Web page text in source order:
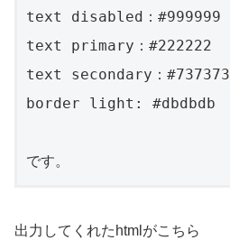
text disabled：#999999
text primary：#222222
text secondary：#737373
border light: #dbdbdb
です。
出力してくれたhtmlがこちら